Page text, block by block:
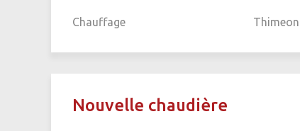
Chauffage Thimeon
Nouvelle chaudière